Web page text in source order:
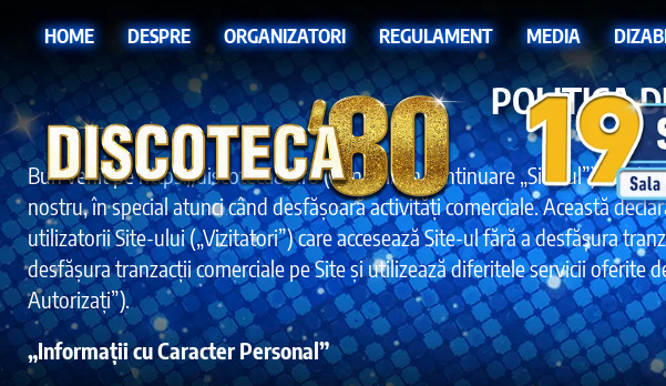
HOME DESPRE ORGANIZATORI REGULAMENT MEDIA
POLITICA
Bun venit pehttps://discoteca80.ro(denumit în continuare „Site-ul”).
nostru, în special atunci când desfășoară activități comerciale. Această
utilizatorii Site-ului („Vizitatori”) care accesează Site-ul fără a desfășura
desfășura tranzacții comerciale pe Site și utilizează diferitele servicii oferite
Autorizați”).
„Informații cu Caracter Personal”